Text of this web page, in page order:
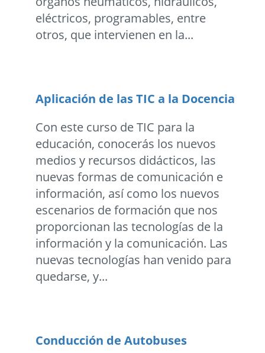
eléctricos, programables, entre
otros, que intervienen en la...
Aplicación de las TIC a la Docencia
Con este curso de TIC para la
educación, conocerás los nuevos
medios y recursos didácticos, las
nuevas formas de comunicación e
información, así como los nuevos
escenarios de formación que nos
proporcionan las tecnologías de la
información y la comunicación. Las
nuevas tecnologías han venido para
quedarse, y...
Conducción de Autobuses